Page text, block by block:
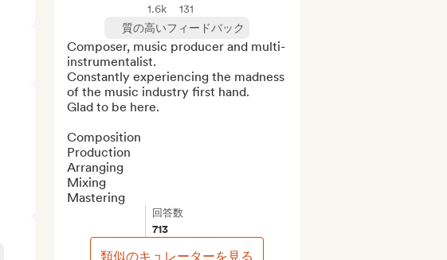
1.6k
131
質の高いフィードバック
Composer, music producer and multi-
instrumentalist.
Constantly experiencing the madness
of the music industry first hand.
Glad to be here.
Composition
Production
Arranging
Mixing
Mastering
回答数
713
類似のキュレーターを見る